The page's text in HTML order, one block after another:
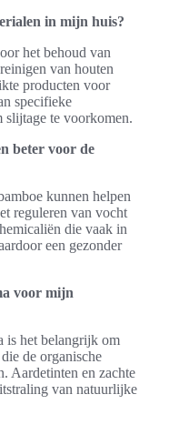
in mijn huis?
het behoud van
van houten
producten voor
specifieke
slijtage te voorkomen.
beter voor de
kunnen helpen
reguleren van vocht
die vaak in
een gezonder
voor mijn
is het belangrijk om
de organische
Aardetinten en zachte
van natuurlijke